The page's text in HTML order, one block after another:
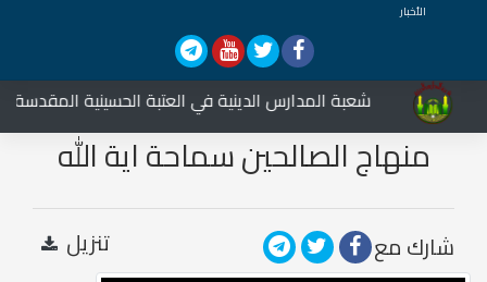
الأخبار
شعبة المدارس الدينية في العتبة الحسينية المقدسة
منهاج الصالحين سماحة اية الله
العضمى السيد علي الحسيني
السيستاني
شارك مع تنزيل